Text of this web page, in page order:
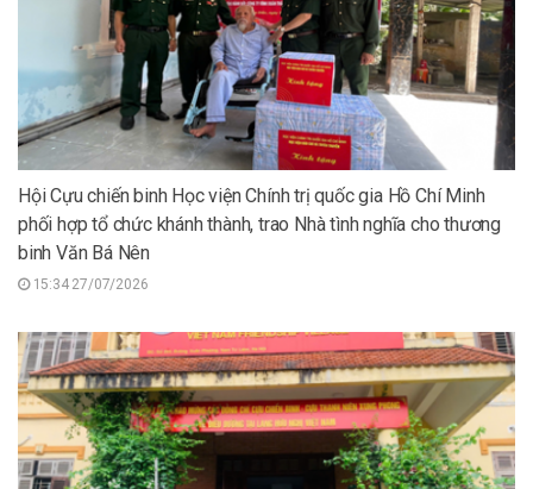
Hội Cựu chiến binh Học viện Chính trị quốc gia Hồ Chí Minh
phối hợp tổ chức khánh thành, trao Nhà tình nghĩa cho thương
binh Văn Bá Nên
15:34 27/07/2026